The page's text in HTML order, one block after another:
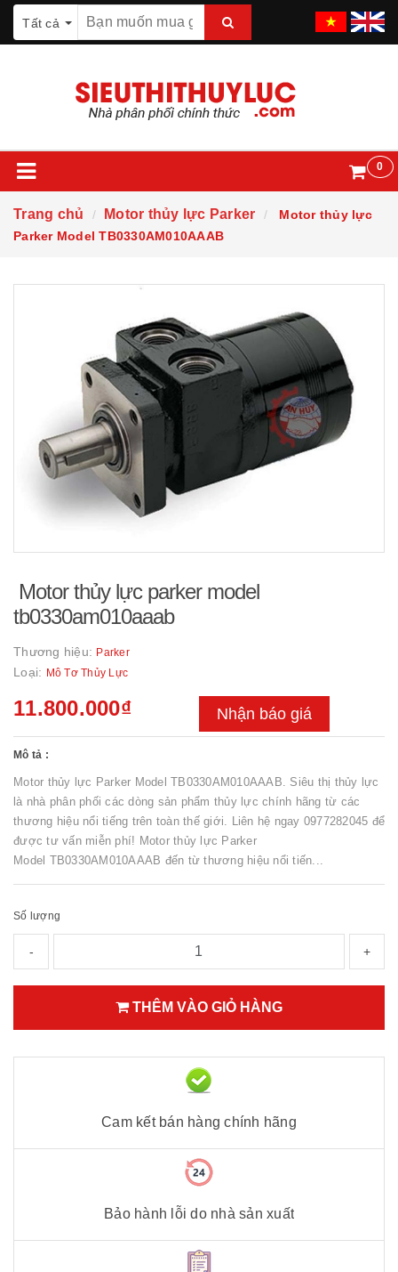
Tất cả
0
Trang chủ Motor thủy lực Parker
Motor thủy lực
Parker Model TB0330AM010AAAB
Motor thủy lực parker model
tb0330am010aaab
Thương hiệu: Parker
Loại: Mô Tơ Thủy Lực
11.800.000₫ Nhận báo giá
Mô tả :
Motor thủy lực Parker Model TB0330AM010AAAB. Siêu thị thủy lực
là nhà phân phối các dòng sản phẩm thủy lực chính hãng từ các
thương hiệu nổi tiếng trên toàn thế giới. Liên hệ ngay 0977282045 để
được tư vấn miễn phí! Motor thủy lực Parker
Model TB0330AM010AAAB đến từ thương hiệu nổi tiến...
Số lượng
- +
THÊM VÀO GIỎ HÀNG
Cam kết bán hàng chính hãng
Bảo hành lỗi do nhà sản xuất